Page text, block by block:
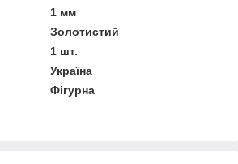
1 мм
Золотистий
1 шт.
Україна
Фігурна